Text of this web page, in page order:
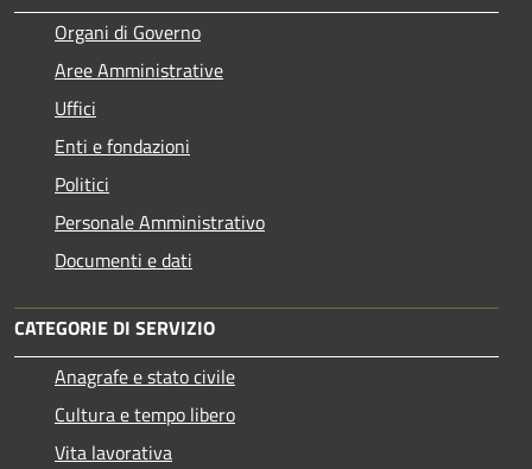
Organi di Governo
Aree Amministrative
Uffici
Enti e fondazioni
Politici
Personale Amministrativo
Documenti e dati
CATEGORIE DI SERVIZIO
Anagrafe e stato civile
Cultura e tempo libero
Vita lavorativa